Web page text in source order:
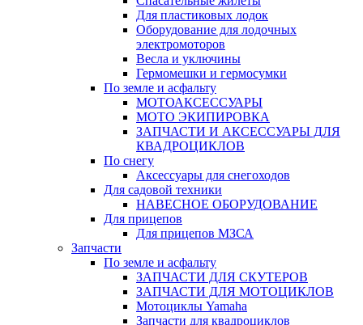
Для пластиковых лодок
Оборудование для лодочных
электромоторов
Весла и уключины
Гермомешки и гермосумки
По земле и асфальту
МОТОАКСЕССУАРЫ
МОТО ЭКИПИРОВКА
ЗАПЧАСТИ И АКСЕССУАРЫ ДЛЯ
КВАДРОЦИКЛОВ
По снегу
Аксессуары для снегоходов
Для садовой техники
НАВЕСНОЕ ОБОРУДОВАНИЕ
Для прицепов
Для прицепов МЗСА
Запчасти
По земле и асфальту
ЗАПЧАСТИ ДЛЯ СКУТЕРОВ
ЗАПЧАСТИ ДЛЯ МОТОЦИКЛОВ
Мотоциклы Yamaha
Запчасти для квадроциклов